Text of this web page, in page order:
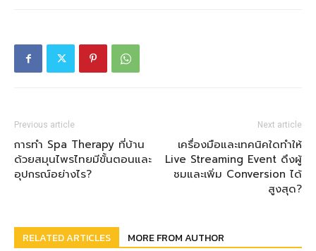
Previous article
การทำ Spa Therapy ที่บ้าน
ด้วยสมุนไพรไทยมีขั้นตอนและ
อุปกรณ์อย่างไร?
Next article
เครื่องมือและเทคนิคใดทำให้
Live Streaming Event ดึงผู้
ชมและเพิ่ม Conversion ได้
สูงสุด?
RELATED ARTICLES MORE FROM AUTHOR